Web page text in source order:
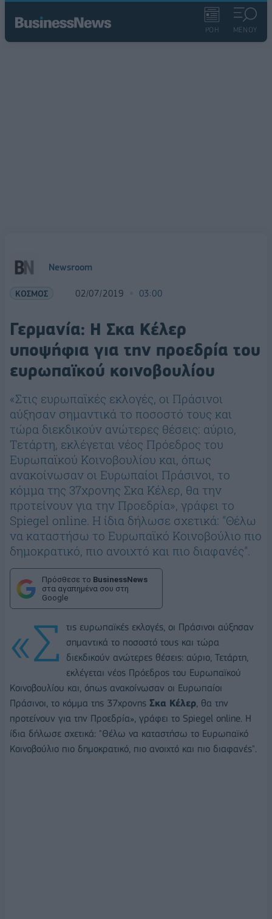
ΡΟΗ ΜΕΝΟΥ
Newsroom
ΚΟΣΜΟΣ 02/07/2019 03:00
Γερμανία: Η Σκα Κέλερ
υποψήφια για την προεδρία του
ευρωπαϊκού κοινοβουλίου
«Στις ευρωπαϊκές εκλογές, οι Πράσινοι
αύξησαν σημαντικά το ποσοστό τους και
τώρα διεκδικούν ανώτερες θέσεις: αύριο,
Τετάρτη, εκλέγεται νέος Πρόεδρος του
Ευρωπαϊκού Κοινοβουλίου και, όπως
ανακοίνωσαν οι Ευρωπαίοι Πράσινοι, το
κόμμα της 37χρονης Σκα Κέλερ, θα την
προτείνουν για την Προεδρία», γράφει το
Spiegel online. Η ίδια δήλωσε σχετικά: "Θέλω
να καταστήσω το Ευρωπαϊκό Κοινοβούλιο πιο
δημοκρατικό, πιο ανοιχτό και πιο διαφανές".
Πρόσθεσε το BusinessNews
στα αγαπημένα σου στη
Google
«Σ
τις ευρωπαϊκές εκλογές, οι Πράσινοι αύξησαν
σημαντικά το ποσοστό τους και τώρα
διεκδικούν ανώτερες θέσεις: αύριο, Τετάρτη,
εκλέγεται νέος Πρόεδρος του Ευρωπαϊκού
Κοινοβουλίου και, όπως ανακοίνωσαν οι Ευρωπαίοι
Πράσινοι, το κόμμα της 37χρονης Σκα Κέλερ , θα την
προτείνουν για την Προεδρία», γράφει το Spiegel online. Η
ίδια δήλωσε σχετικά: "Θέλω να καταστήσω το Ευρωπαϊκό
Κοινοβούλιο πιο δημοκρατικό, πιο ανοιχτό και πιο διαφανές".